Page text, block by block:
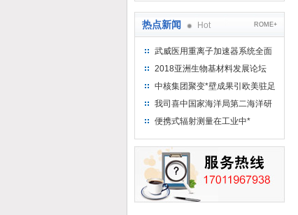
热点新闻 Hot ROME+
武威医用重离子加速器系统全面
完成检测报告 临床试验正式启动
2018亚洲生物基材料发展论坛
中核集团聚变*壁成果引欧美驻足
“人造太阳”指日可待
我司喜中国家海洋局第二海洋研
究所采购低本底液体闪烁计数器
便携式辐射测量在工业中*